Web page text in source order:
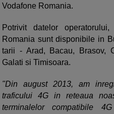
Vodafone Romania.
Potrivit datelor
Romania sunt disponibile in
tarii - Arad, Bacau, Brasov,
Galati si Timisoara.
"Din august 2013, am
traficului 4G in reteaua
terminalelor compatibile